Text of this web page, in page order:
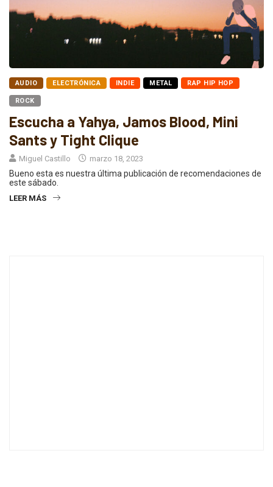
AUDIO ELECTRÓNICA INDIE METAL RAP HIP HOP
ROCK
Escucha a Yahya, Jamos Blood, Mini
Sants y Tight Clique
Miguel Castillo marzo 18, 2023
Bueno esta es nuestra última publicación de recomendaciones de
este sábado.
LEER MÁS